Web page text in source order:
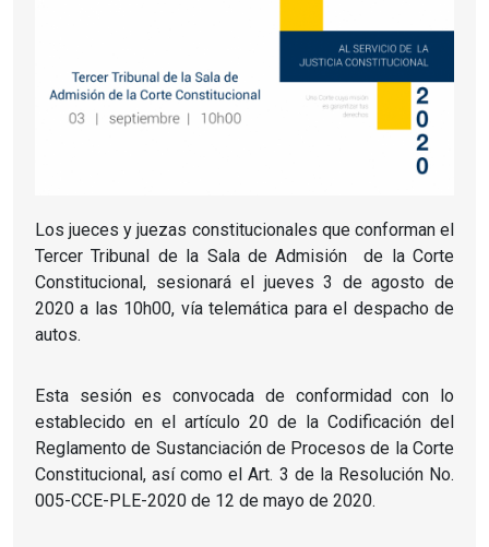
Los jueces y juezas constitucionales que conforman el
Tercer Tribunal de la Sala de Admisión de la Corte
Constitucional, sesionará el jueves 3 de agosto de
2020 a las 10h00, vía telemática para el despacho de
autos.
Esta sesión es convocada de conformidad con lo
establecido en el artículo 20 de la Codificación del
Reglamento de Sustanciación de Procesos de la Corte
Constitucional, así como el Art. 3 de la Resolución No.
005-CCE-PLE-2020 de 12 de mayo de 2020.